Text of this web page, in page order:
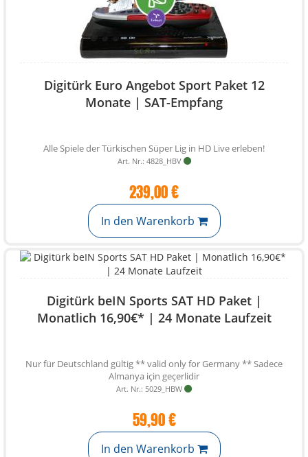
Digitürk Euro Angebot Sport Paket 12
Monate | SAT-Empfang
Alle Spiele der Türkischen Süper Lig in HD Live erleben!
Art. Nr.: 4828_HBV
239,00 €
In den Warenkorb
Digitürk beIN Sports SAT HD Paket |
Monatlich 16,90€* | 24 Monate Laufzeit
Nur für Deutschland gültig ** valid only for Germany ** Sadece
Almanya için geçerlidir
Art. Nr.: 5029_HBW
59,90 €
In den Warenkorb